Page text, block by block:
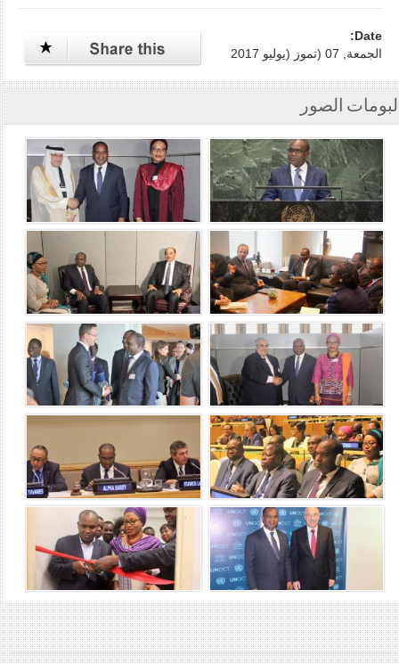
Date:
الجمعة, 07 (تموز (يوليو 2017
الصور